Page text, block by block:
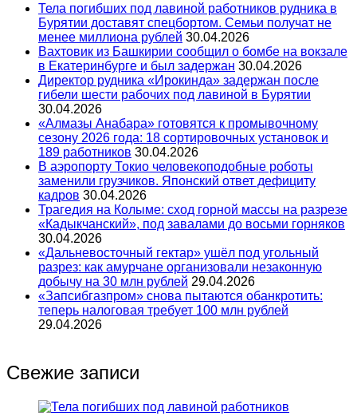
Тела погибших под лавиной работников рудника в
Бурятии доставят спецбортом. Семьи получат не
менее миллиона рублей 30.04.2026
Вахтовик из Башкирии сообщил о бомбе на вокзале
в Екатеринбурге и был задержан 30.04.2026
Директор рудника «Ирокинда» задержан после
гибели шести рабочих под лавиной в Бурятии
30.04.2026
«Алмазы Анабара» готовятся к промывочному
сезону 2026 года: 18 сортировочных установок и
189 работников 30.04.2026
В аэропорту Токио человекоподобные роботы
заменили грузчиков. Японский ответ дефициту
кадров 30.04.2026
Трагедия на Колыме: сход горной массы на разрезе
«Кадыкчанский», под завалами до восьми горняков
30.04.2026
«Дальневосточный гектар» ушёл под угольный
разрез: как амурчане организовали незаконную
добычу на 30 млн рублей 29.04.2026
«Запсибгазпром» снова пытаются обанкротить:
теперь налоговая требует 100 млн рублей
29.04.2026
Свежие записи